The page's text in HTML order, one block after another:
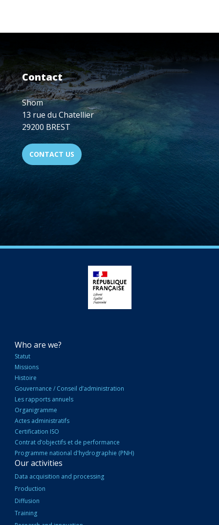
Contact
Shom
13 rue du Chatellier
29200 BREST
CONTACT US
NAVIGATION
PRINCIPALE
Who are we?
Statut
Missions
Histoire
Gouvernance / Conseil d’administration
Les rapports annuels
Organigramme
Actes administratifs
Certification ISO
Contrat d’objectifs et de performance
Programme national d'hydrographie (PNH)
Our activities
Data acquisition and processing
Production
Diffusion
Training